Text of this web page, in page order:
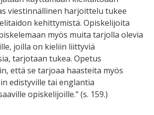
viestinnällinen harjoittelu tukee
kehittymistä. Opiskelijoita
myös muita tarjolla olevia
joilla on kieliin liittyviä
tarjotaan tukea. Opetus
että se tarjoaa haasteita myös
edistyville tai englantia
opiskelijoille." (s. 159.)